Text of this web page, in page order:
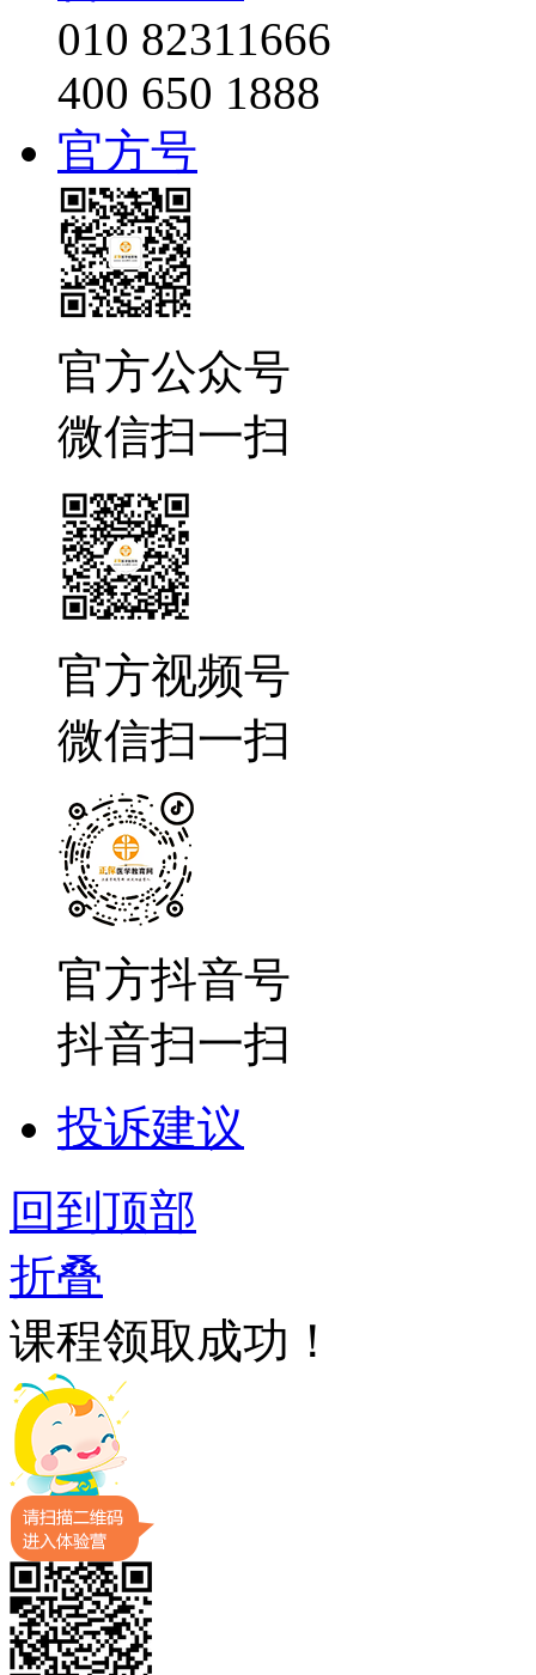
010 82311666
400 650 1888
官方号
官方公众号
微信扫一扫
官方视频号
微信扫一扫
官方抖音号
抖音扫一扫
投诉建议
回到顶部
折叠
课程领取成功！